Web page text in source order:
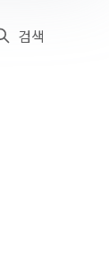
검색